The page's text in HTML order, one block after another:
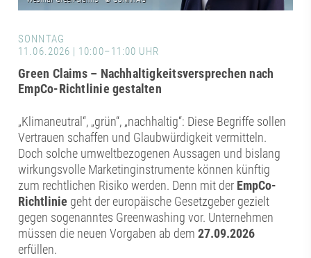
SONNTAG
11.06.2026 | 10:00–11:00 UHR
Green Claims – Nachhaltigkeitsversprechen nach
EmpCo-Richtlinie gestalten
„Klimaneutral“, „grün“, „nachhaltig“: Diese Begriffe sollen
Vertrauen schaffen und Glaubwürdigkeit vermitteln.
Doch solche umweltbezogenen Aussagen und bislang
wirkungsvolle Marketinginstrumente können künftig
zum rechtlichen Risiko werden. Denn mit der EmpCo-
Richtlinie geht der europäische Gesetzgeber gezielt
gegen sogenanntes Greenwashing vor. Unternehmen
müssen die neuen Vorgaben ab dem27.09.2026
erfüllen.